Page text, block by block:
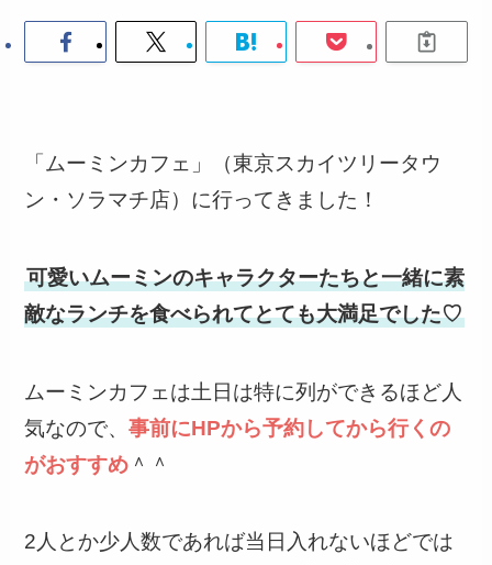
「ムーミンカフェ」（東京スカイツリータウ
ン・ソラマチ店）に行ってきました！
可愛いムーミンのキャラクターたちと一緒に素
敵なランチを食べられてとても大満足でした♡
ムーミンカフェは土日は特に列ができるほど人
気なので、事前にHPから予約してから行くの
がおすすめ ＾＾
2人とか少人数であれば当日入れないほどでは